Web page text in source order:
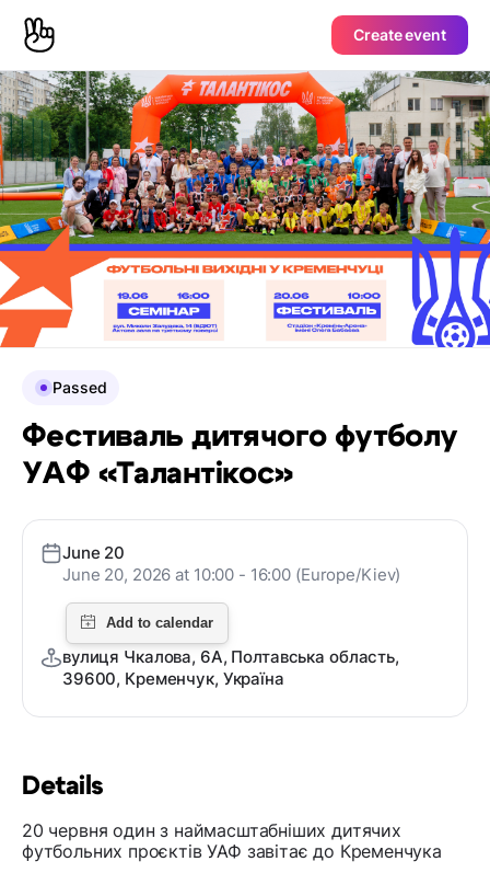
Create event
Details
20 червня один з наймасштабніших дитячих
футбольних проєктів УАФ завітає до Кременчука
Passed
Фестиваль дитячого футболу
УАФ «Талантікос»
June 20
June 20, 2026 at 10:00 - 16:00 (Europe/Kiev)
вулиця Чкалова, 6А, Полтавська область,
39600, Кременчук, Україна